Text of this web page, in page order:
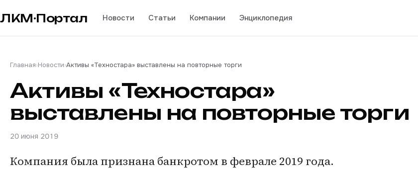
ЛКМ·Портал Новости Статьи Компании Энциклопедия
Главная›Новости›Активы «Техностара» выставлены на повторные торги
Активы «Техностара»
выставлены на повторные торги
20 июня 2019
Компания была признана банкротом в феврале 2019 года.